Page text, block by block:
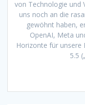
von Technologie und
uns noch an die
gewöhnt haben,
OpenAI, Meta
Horizonte für unsere
5.5